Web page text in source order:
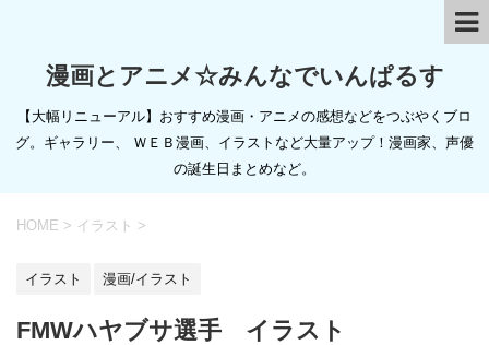
漫画とアニメ☆みんなでいんぱるす
【大幅リニューアル】おすすめ漫画・アニメの感想などをつぶやくブロ
グ。ギャラリー、 ＷＥＢ漫画、イラストなど大量アップ！漫画家、声優
の誕生日まとめなど。
HOME > イラスト >
イラスト 漫画/イラスト
FMWハヤブサ選手 イラスト